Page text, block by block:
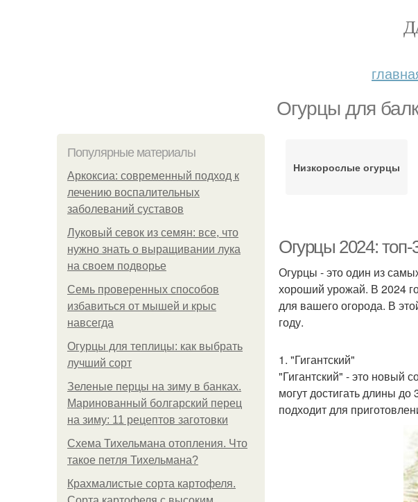
Огурцы для
Популярные материалы
Аркоксиа: современный подход к
лечению воспалительных
заболеваний суставов
Луковый севок из семян: все, что
нужно знать о выращивании лука
на своем подворье
Семь проверенных способов
избавиться от мышей и крыс
навсегда
Огурцы для теплицы: как выбрать
лучший сорт
Зеленые перцы на зиму в банках.
Маринованный болгарский перец
на зиму: 11 рецептов заготовки
Схема Тихельмана отопления. Что
такое петля Тихельмана?
Крахмалистые сорта картофеля.
Низкорослые огурцы
Огурцы 2024: топ-
Огурцы - это один из
хороший урожай. В 2024
для вашего огорода. В
году.
1. "Гигантский"
"Гигантский" - это новый
могут достигать длины
подходит для